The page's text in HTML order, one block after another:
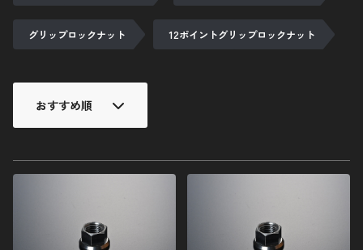
ナベ低頭ボルト
サラボルト
12ポイントフランジボルト
ディスクローターボルト
その他バイクパーツ
グリップロックナット 12ポイントグリップロックナット